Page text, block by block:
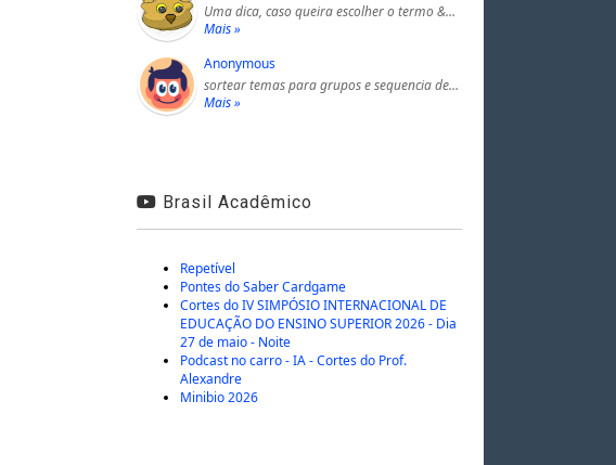
Uma dica, caso queira escolher o termo &…
Mais »
Anonymous
sortear temas para grupos e sequencia de…
Mais »
Brasil Acadêmico
Repetível
Pontes do Saber Cardgame
Cortes do IV SIMPÓSIO INTERNACIONAL DE
EDUCAÇÃO DO ENSINO SUPERIOR 2026 - Dia
27 de maio - Noite
Podcast no carro - IA - Cortes do Prof.
Alexandre
Minibio 2026